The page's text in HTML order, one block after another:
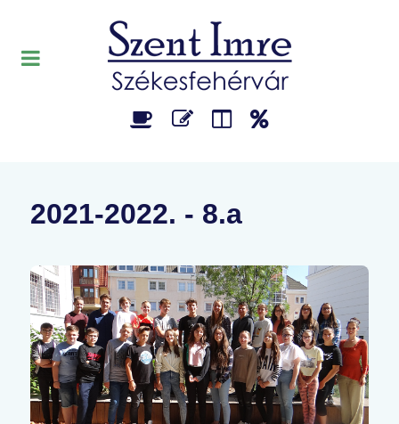
2021-2022. - 8.a